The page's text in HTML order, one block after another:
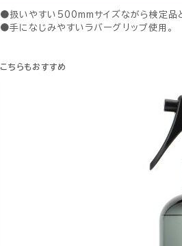
●扱いやすい500mmサイズながら検定品
●手になじみやすいラバーグリップ使用。
こちらもおすすめ